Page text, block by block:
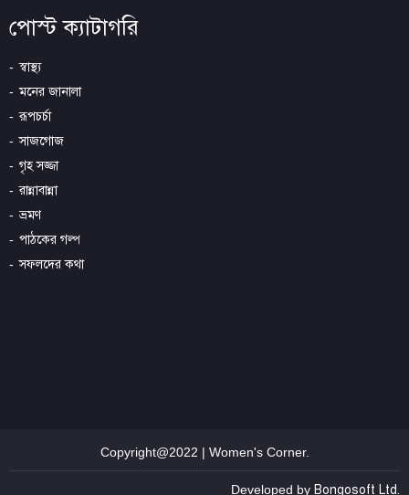
পোস্ট ক্যাটাগরি
স্বাস্থ্য
মনের জানালা
রূপচর্চা
সাজগোজ
গৃহ সজ্জা
রান্নাবান্না
ভ্রমণ
পাঠকের গল্প
সফলদের কথা
Copyright@2022 | Women's Corner.
Developed by Bongosoft Ltd.